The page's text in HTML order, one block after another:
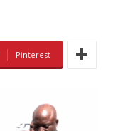
Pinterest